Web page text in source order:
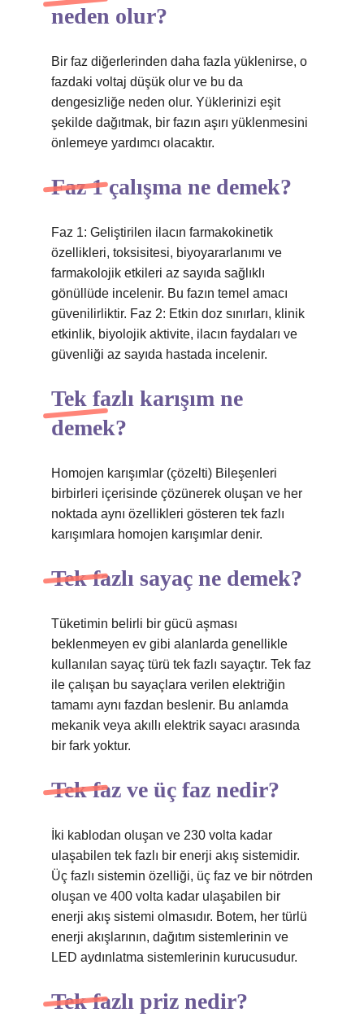
neden olur?
Bir faz diğerlerinden daha fazla yüklenirse, o
fazdaki voltaj düşük olur ve bu da
dengesizliğe neden olur. Yüklerinizi eşit
şekilde dağıtmak, bir fazın aşırı yüklenmesini
önlemeye yardımcı olacaktır.
Faz 1 çalışma ne demek?
Faz 1: Geliştirilen ilacın farmakokinetik
özellikleri, toksisitesi, biyoyararlanımı ve
farmakolojik etkileri az sayıda sağlıklı
gönüllüde incelenir. Bu fazın temel amacı
güvenilirliktir. Faz 2: Etkin doz sınırları, klinik
etkinlik, biyolojik aktivite, ilacın faydaları ve
güvenliği az sayıda hastada incelenir.
Tek fazlı karışım ne
demek?
Homojen karışımlar (çözelti) Bileşenleri
birbirleri içerisinde çözünerek oluşan ve her
noktada aynı özellikleri gösteren tek fazlı
karışımlara homojen karışımlar denir.
Tek fazlı sayaç ne demek?
Tüketimin belirli bir gücü aşması
beklenmeyen ev gibi alanlarda genellikle
kullanılan sayaç türü tek fazlı sayaçtır. Tek faz
ile çalışan bu sayaçlara verilen elektriğin
tamamı aynı fazdan beslenir. Bu anlamda
mekanik veya akıllı elektrik sayacı arasında
bir fark yoktur.
Tek faz ve üç faz nedir?
İki kablodan oluşan ve 230 volta kadar
ulaşabilen tek fazlı bir enerji akış sistemidir.
Üç fazlı sistemin özelliği, üç faz ve bir nötrden
oluşan ve 400 volta kadar ulaşabilen bir
enerji akış sistemi olmasıdır. Botem, her türlü
enerji akışlarının, dağıtım sistemlerinin ve
LED aydınlatma sistemlerinin kurucusudur.
Tek fazlı priz nedir?